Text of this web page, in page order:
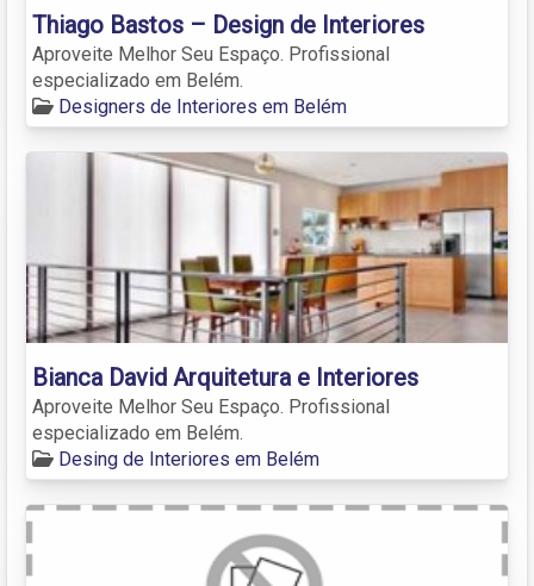
Thiago Bastos – Design de Interiores
Aproveite Melhor Seu Espaço. Profissional
especializado em Belém.
Designers de Interiores em Belém
Bianca David Arquitetura e Interiores
Aproveite Melhor Seu Espaço. Profissional
especializado em Belém.
Desing de Interiores em Belém